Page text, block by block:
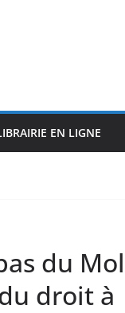
EN LIGNE
du
droit à